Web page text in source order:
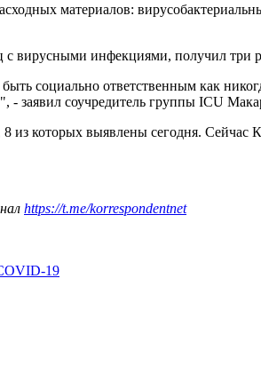
материалов:
вирусными инфекциями, получил три
социально ответственным как
- заявил соучредитель группы ICU
8 из которых выявлены сегодня. Сейчас
https://t.me/korrespondentnet
19